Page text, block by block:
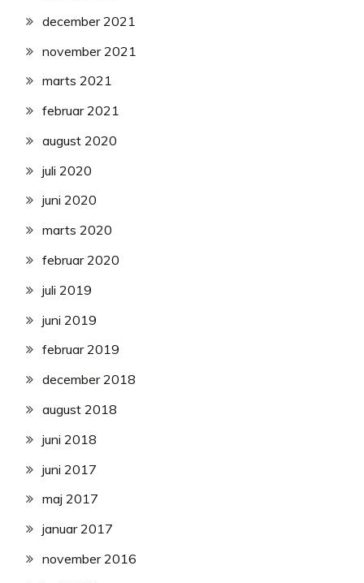
december 2021
november 2021
marts 2021
februar 2021
august 2020
juli 2020
juni 2020
marts 2020
februar 2020
juli 2019
juni 2019
februar 2019
december 2018
august 2018
juni 2018
juni 2017
maj 2017
januar 2017
november 2016